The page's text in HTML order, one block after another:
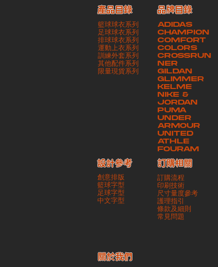
相關價目，貴客最終確認後將獲取正式完整單據，請安排繳付貨款訂金以
啟動貨品製作 4 / 商品印製 訂金核實後，4AM 團隊將隨即開始製作 5
/ 貨品提取 商品製作完成後，4AM 團隊將聯絡貴客安排貨款餘額及提取
貨品。貴客可選擇最適合的付款方式以及取貨安排
交易單據。如貴客欲更改電郵地址，請與 4AM 團隊聯絡 - 貴客的付款
記錄可透過電郵 或 WhatsApp平台（ 請註明訂單編號 ）交予4AM 團
隊核實有關款項 - 任何轉帳或換匯交易手續費等額外費用，一概不歸屬
本公司之責任 - 貴客請於收獲本公司正式訂購單據後 3 個工作天內安排
付款。如未能按期繳付所需款項，貴客須緻交因逾期所衍生之額外行政費
請與4AM團隊職員聯絡預約取貨時間｜​ ・ GoGoVan ｜即日完成配送
服務｜運費由貴客現金支付司機｜ ・ 順豐速運 ｜貨件運送需要多於2－
3個工作天｜到付｜​ - 貴客請於貨品可取日起之 10 個工作天內安排提取
貨品，如逾期未取，本公司將不予保存相關貨品。有關貨款訂金將不予歸
還，貴客仍須負責貨款餘額 - 貴客請於收貨時小心核對貨品數量及檢查
貨品品質 - 基於 S.F. Express / GoGoVan 等託運商為第三方服務，
本公司將保證貨品安全到達第三方手中。如第三方在運送過程中引致任何
有關貨品之遺失、損毀、誤投或運送延誤，本公司一律不負責
產品目錄
籃球球衣系列
足球球衣系列
排球球衣系列
運動上衣系列
訓練外套系列
其他配件系列
​限量現貨系列
ADIDAS
CHAMPION
COMFORT
COLORS
CROSSRUN
NER
GILDAN
GLIMMER
KELME
NIKE &
JORDAN
PUMA
UNDER
ARMOUR
UNITED
ATHLE
FOURAM
品牌目錄
創意排版
籃球字型
足球字型
​中文字型
設計參考
訂購流程
印刷技術
尺寸量度參考
護理指引
條款及細則
​常見問題
訂購相關
​關於我們